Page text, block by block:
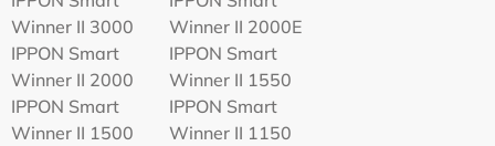
Winner II 3000
Winner II 2000E
IPPON Smart
Winner II 2000
IPPON Smart
Winner II 1550
IPPON Smart
Winner II 1500
IPPON Smart
Winner II 1150